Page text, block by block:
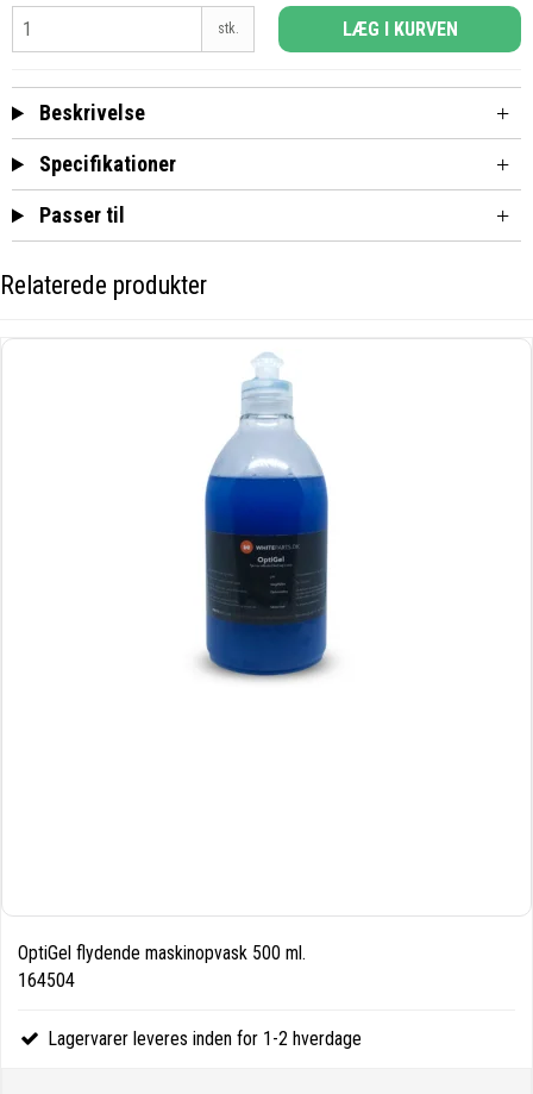
stk. LÆG I KURVEN
Beskrivelse
Specifikationer
Passer til
Relaterede produkter
OptiGel flydende maskinopvask 500 ml.
164504
Lagervarer leveres inden for 1-2 hverdage